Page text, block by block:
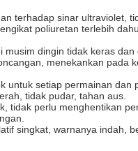
terhadap sinar ultraviolet,
poliuretan terlebih
dingin tidak keras dan
menekankan pada
setiap permainan dan
tidak pudar, tahan aus.
tidak perlu menghentikan
singkat, warnanya indah,